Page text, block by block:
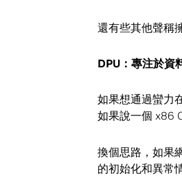
還有些其他聲稱
DPU ：專注於資
如果想通過蠻力
如果說一個 x86
換個思路，如果
的初始化和異常